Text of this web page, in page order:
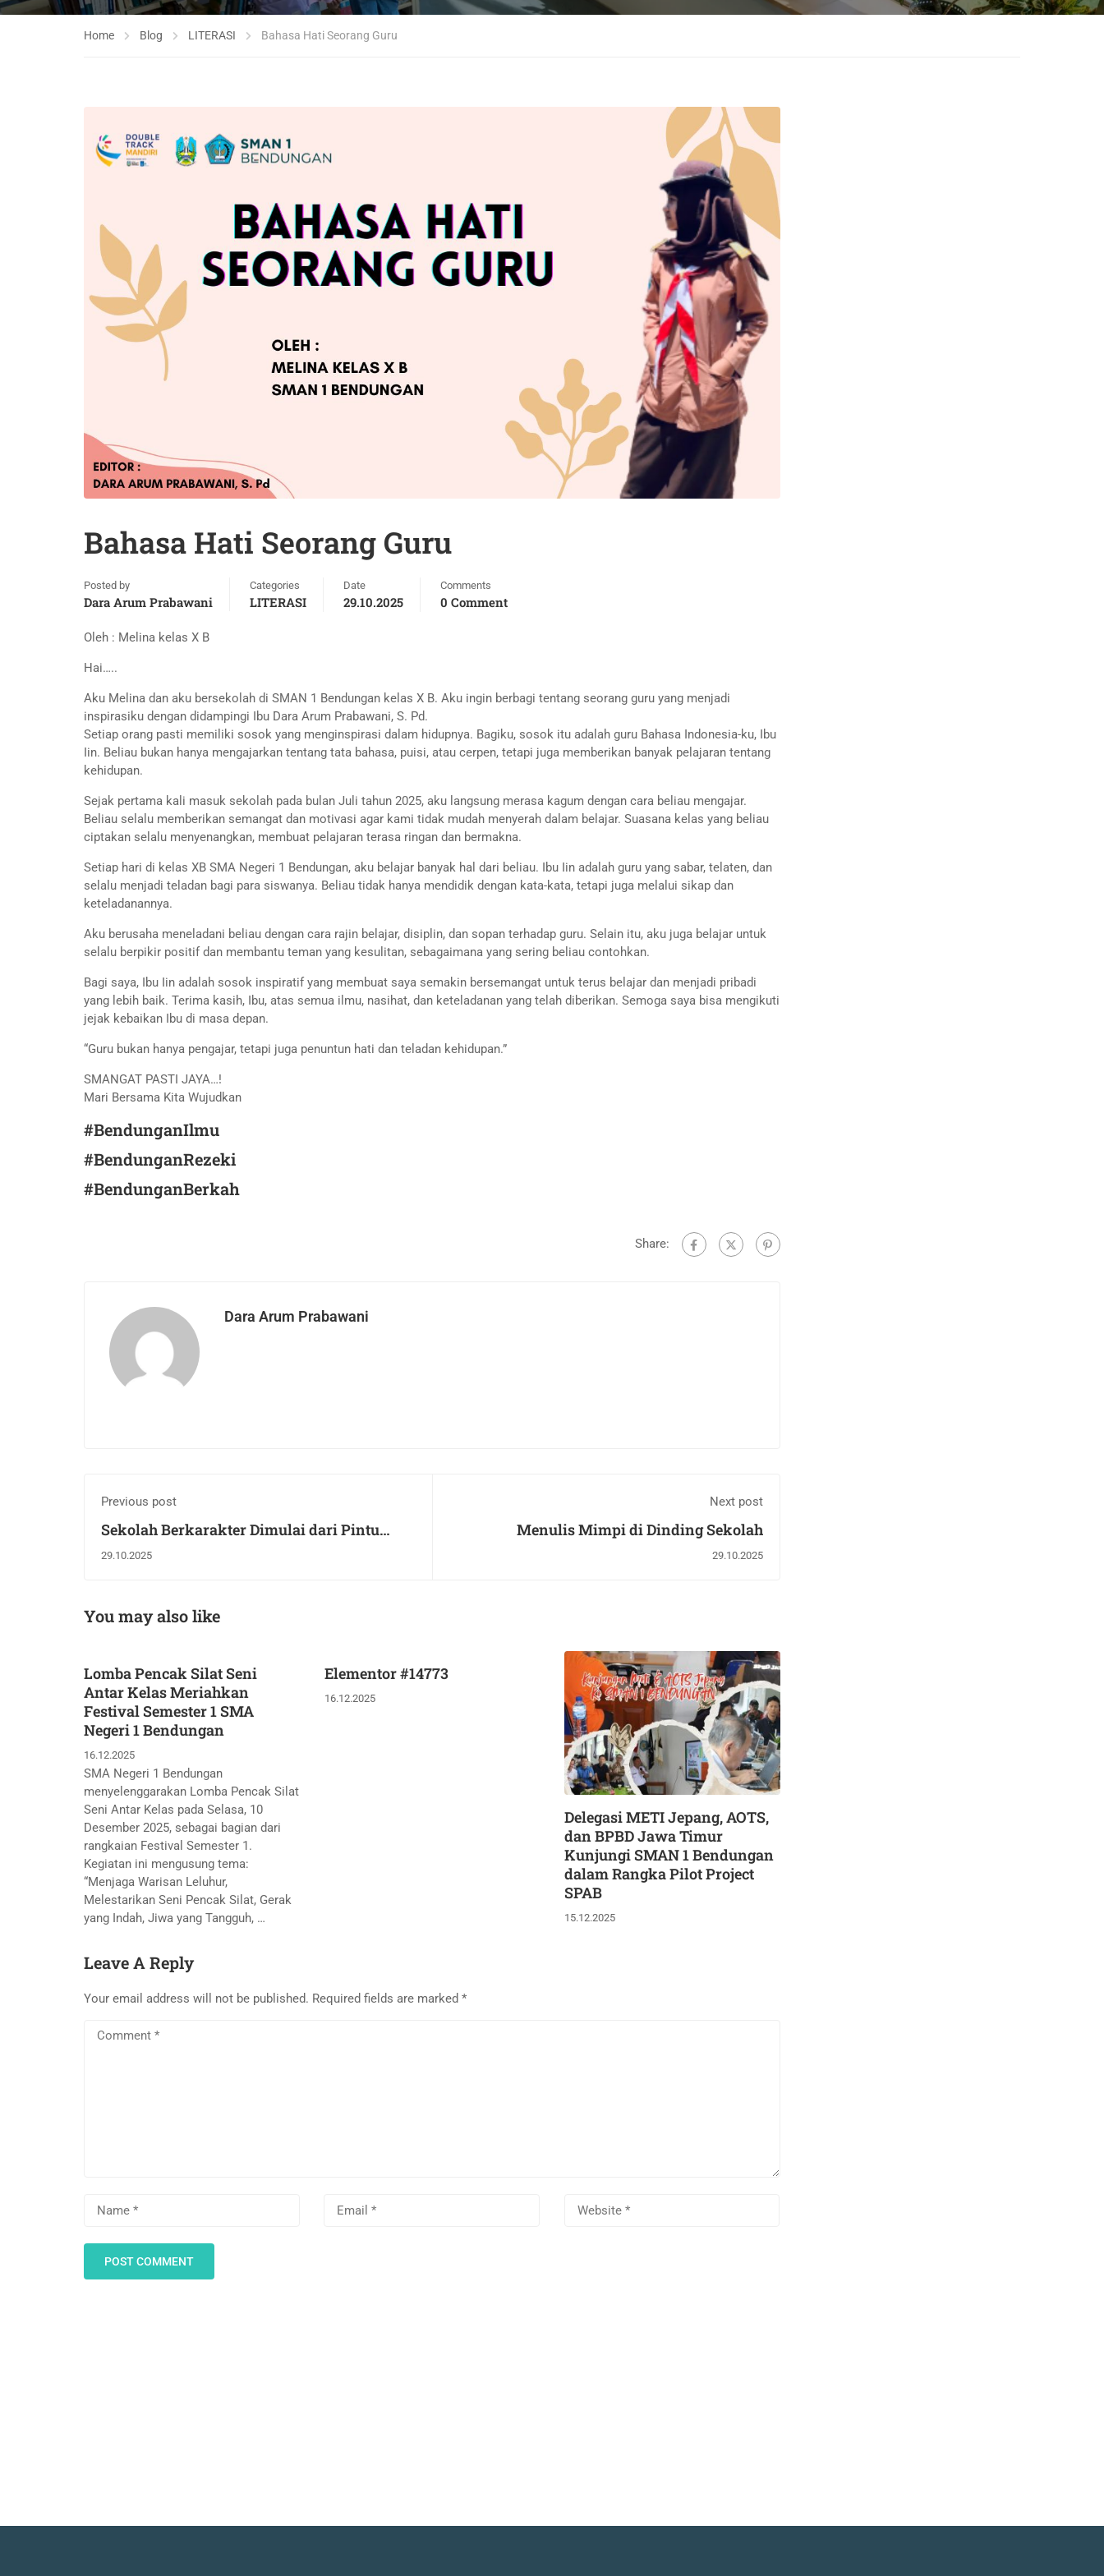
Home Blog LITERASI Bahasa Hati Seorang Guru
Bahasa Hati Seorang Guru
Posted by
Dara Arum Prabawani
Categories
LITERASI
Date
29.10.2025
Comments
0 Comment
Oleh : Melina kelas X B
Hai…..
Aku Melina dan aku bersekolah di SMAN 1 Bendungan kelas X B. Aku ingin berbagi tentang seorang guru yang menjadi
inspirasiku dengan didampingi Ibu Dara Arum Prabawani, S. Pd.
Setiap orang pasti memiliki sosok yang menginspirasi dalam hidupnya. Bagiku, sosok itu adalah guru Bahasa Indonesia-ku, Ibu
Iin. Beliau bukan hanya mengajarkan tentang tata bahasa, puisi, atau cerpen, tetapi juga memberikan banyak pelajaran tentang
kehidupan.
Sejak pertama kali masuk sekolah pada bulan Juli tahun 2025, aku langsung merasa kagum dengan cara beliau mengajar.
Beliau selalu memberikan semangat dan motivasi agar kami tidak mudah menyerah dalam belajar. Suasana kelas yang beliau
ciptakan selalu menyenangkan, membuat pelajaran terasa ringan dan bermakna.
Setiap hari di kelas XB SMA Negeri 1 Bendungan, aku belajar banyak hal dari beliau. Ibu Iin adalah guru yang sabar, telaten, dan
selalu menjadi teladan bagi para siswanya. Beliau tidak hanya mendidik dengan kata-kata, tetapi juga melalui sikap dan
keteladanannya.
Aku berusaha meneladani beliau dengan cara rajin belajar, disiplin, dan sopan terhadap guru. Selain itu, aku juga belajar untuk
selalu berpikir positif dan membantu teman yang kesulitan, sebagaimana yang sering beliau contohkan.
Bagi saya, Ibu Iin adalah sosok inspiratif yang membuat saya semakin bersemangat untuk terus belajar dan menjadi pribadi
yang lebih baik. Terima kasih, Ibu, atas semua ilmu, nasihat, dan keteladanan yang telah diberikan. Semoga saya bisa mengikuti
jejak kebaikan Ibu di masa depan.
“Guru bukan hanya pengajar, tetapi juga penuntun hati dan teladan kehidupan.”
SMANGAT PASTI JAYA…!
Mari Bersama Kita Wujudkan
#BendunganIlmu
#BendunganRezeki
#BendunganBerkah
Share:
Dara Arum Prabawani
Previous post
Sekolah Berkarakter Dimulai dari Pintu
Kelas
29.10.2025
Next post
Menulis Mimpi di Dinding Sekolah
29.10.2025
You may also like
Lomba Pencak Silat Seni
Antar Kelas Meriahkan
Festival Semester 1 SMA
Negeri 1 Bendungan
16.12.2025
SMA Negeri 1 Bendungan
menyelenggarakan Lomba Pencak Silat
Seni Antar Kelas pada Selasa, 10
Desember 2025, sebagai bagian dari
rangkaian Festival Semester 1.
Kegiatan ini mengusung tema:
“Menjaga Warisan Leluhur,
Melestarikan Seni Pencak Silat, Gerak
yang Indah, Jiwa yang Tangguh, …
Elementor #14773
16.12.2025
Delegasi METI Jepang, AOTS,
dan BPBD Jawa Timur
Kunjungi SMAN 1 Bendungan
dalam Rangka Pilot Project
SPAB
15.12.2025
Leave A Reply
Your email address will not be published. Required fields are marked *